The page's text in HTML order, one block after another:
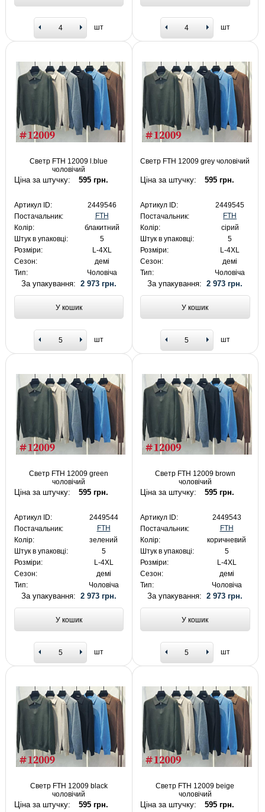
шт шт
Светр FTH 12009 l.blue
чоловічий
Ціна за штучку: 595 грн.
Артикул ID:
2449546
Постачальник:
FTH
Колір:
блакитний
Штук в упаковці:
5
Розміри:
L-4XL
Сезон:
демі
Тип:
Чоловіча
За упакування: 2 973 грн.
У кошик
шт
Светр FTH 12009 grey чоловічий
Ціна за штучку: 595 грн.
Артикул ID:
2449545
Постачальник:
FTH
Колір:
сірий
Штук в упаковці:
5
Розміри:
L-4XL
Сезон:
демі
Тип:
Чоловіча
За упакування:2 973 грн.
У кошик
шт
Светр FTH 12009 green
чоловічий
Ціна за штучку: 595 грн.
Артикул ID:
2449544
Постачальник:
FTH
Колір:
зелений
Штук в упаковці:
5
Розміри:
L-4XL
Сезон:
демі
Тип:
Чоловіча
За упакування: 2 973 грн.
У кошик
шт
Светр FTH 12009 brown
чоловічий
Ціна за штучку: 595 грн.
Артикул ID:
2449543
Постачальник:
FTH
Колір:
коричневий
Штук в упаковці:
5
Розміри:
L-4XL
Сезон:
демі
Тип:
Чоловіча
За упакування:2 973 грн.
У кошик
шт
Светр FTH 12009 black
чоловічий
Ціна за штучку: 595 грн.
Светр FTH 12009 beige
чоловічий
Ціна за штучку: 595 грн.